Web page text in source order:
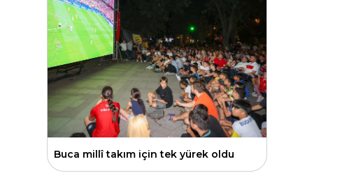
Buca millî takım için tek yürek oldu